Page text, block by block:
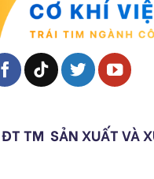
TM SẢN XUẤT VÀ